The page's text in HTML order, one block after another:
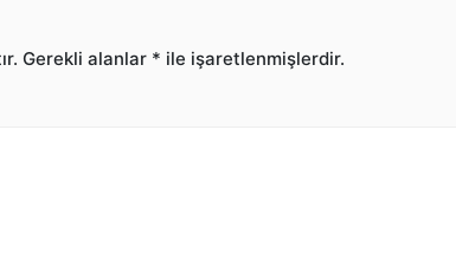
Gerekli alanlar * ile işaretlenmişlerdir.